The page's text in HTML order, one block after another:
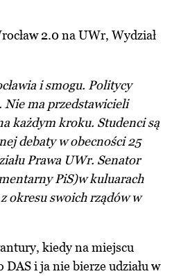
2.0 na UWr, Wydział
i smogu. Politycy
Nie ma przedstawicieli
każdym kroku. Studenci są
debaty w obecności 25
Prawa UWr. Senator
PiS)w kuluarach
okresu swoich rządów w
kiedy na miejscu
DAS i ja nie bierze udziału w